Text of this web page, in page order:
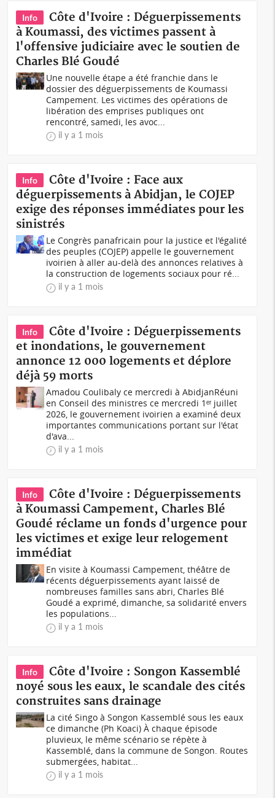
Info
Côte d'Ivoire : Déguerpissements
à Koumassi, des victimes passent à
l'offensive judiciaire avec le soutien de
Charles Blé Goudé
Une nouvelle étape a été franchie dans le
dossier des déguerpissements de Koumassi
Campement. Les victimes des opérations de
libération des emprises publiques ont
rencontré, samedi, les avoc...
il y a 1 mois
Info
Côte d'Ivoire : Face aux
déguerpissements à Abidjan, le COJEP
exige des réponses immédiates pour les
sinistrés
Le Congrès panafricain pour la justice et l'égalité
des peuples (COJEP) appelle le gouvernement
ivoirien à aller au-delà des annonces relatives à
la construction de logements sociaux pour ré...
il y a 1 mois
Info
Côte d'Ivoire : Déguerpissements
et inondations, le gouvernement
annonce 12 000 logements et déplore
déjà 59 morts
Amadou Coulibaly ce mercredi à AbidjanRéuni
en Conseil des ministres ce mercredi 1ᵉʳ juillet
2026, le gouvernement ivoirien a examiné deux
importantes communications portant sur l'état
d'ava...
il y a 1 mois
Info
Côte d'Ivoire : Déguerpissements
à Koumassi Campement, Charles Blé
Goudé réclame un fonds d'urgence pour
les victimes et exige leur relogement
immédiat
En visite à Koumassi Campement, théâtre de
récents déguerpissements ayant laissé de
nombreuses familles sans abri, Charles Blé
Goudé a exprimé, dimanche, sa solidarité envers
les populations...
il y a 1 mois
Info
Côte d'Ivoire : Songon Kassemblé
noyé sous les eaux, le scandale des cités
construites sans drainage
La cité Singo à Songon Kassemblé sous les eaux
ce dimanche (Ph Koaci) À chaque épisode
pluvieux, le même scénario se répète à
Kassemblé, dans la commune de Songon. Routes
submergées, habitat...
il y a 1 mois